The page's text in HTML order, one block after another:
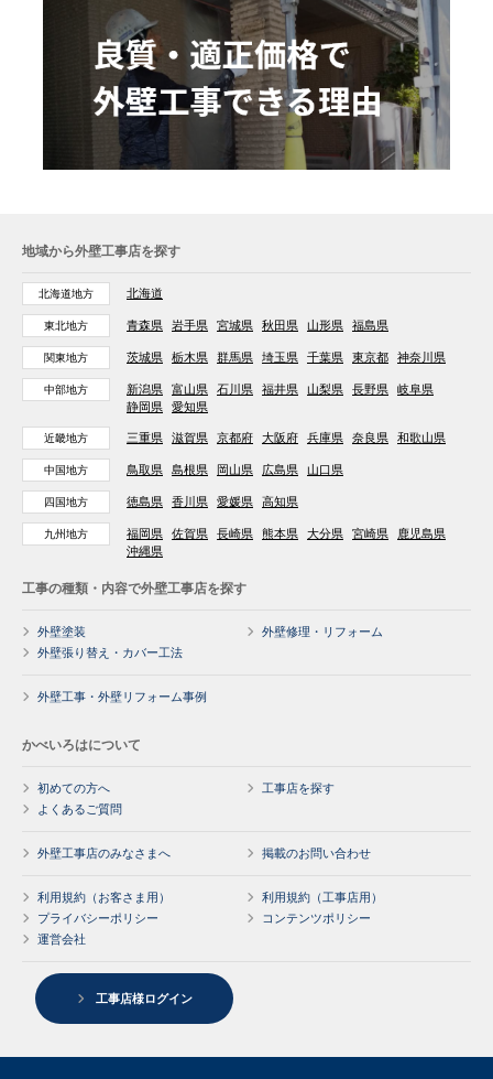
地域から外壁工事店を探す
北海道地方 北海道
東北地方 青森県 岩手県 宮城県 秋田県 山形県 福島県
関東地方 茨城県 栃木県 群馬県 埼玉県 千葉県 東京都 神奈川県
中部地方 新潟県 富山県 石川県 福井県 山梨県 長野県
岐阜県
静岡県
愛知県
近畿地方 三重県 滋賀県 京都府 大阪府 兵庫県 奈良県 和歌山県
中国地方 鳥取県 島根県 岡山県 広島県 山口県
四国地方 徳島県 香川県 愛媛県 高知県
九州地方 福岡県 佐賀県 長崎県 熊本県 大分県 宮崎県
鹿児島県
沖縄県
工事の種類・内容で外壁工事店を探す
外壁塗装
外壁修理・リフォーム
外壁張り替え・カバー工法
外壁工事・外壁リフォーム事例
かべいろはについて
初めての方へ
工事店を探す
よくあるご質問
外壁工事店のみなさまへ 掲載のお問い合わせ
利用規約（お客さま用）
利用規約（工事店用）
プライバシーポリシー
コンテンツポリシー
運営会社
工事店様ログイン